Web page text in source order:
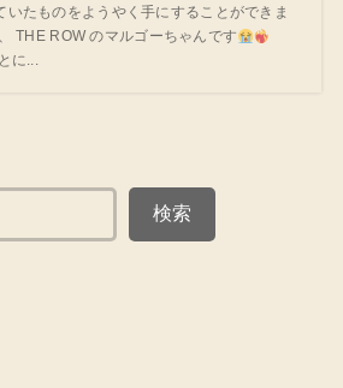
いたものをようやく手にすることができま
THE ROW のマルゴーちゃんです
に...
検索